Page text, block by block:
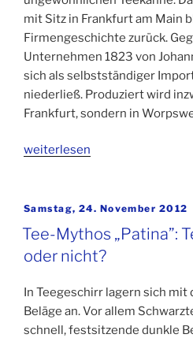
mit Sitz in Frankfurt am Main
Firmengeschichte zurück.
Unternehmen 1823 von
sich als selbstständiger
niederließ. Produziert wird
Frankfurt, sondern in
„Ronnefeldt
die
Teekanne
zum
Kippen“
weiterlesen
Veröffentlicht
Samstag, 24. November 2012
Tee-Mythos „Patina”:
oder nicht?
In Teegeschirr lagern sich mit
Beläge an. Vor allem
schnell, festsitzende dunkle